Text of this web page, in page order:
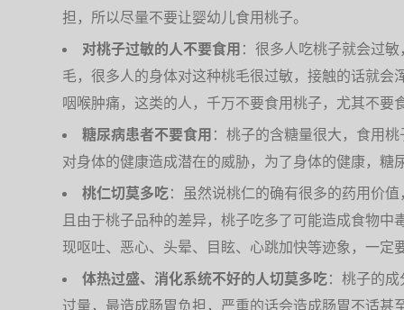
担，所以尽量不要让婴幼儿食用桃子。
对桃子过敏的人不要食用 ：很多人吃桃子就会过
毛，很多人的身体对这种桃毛很过敏，接触的话就会
咽喉肿痛，这类的人，千万不要食用桃子，尤其不要
糖尿病患者不要食用 ：桃子的含糖量很大，食用
对身体的健康造成潜在的威胁，为了身体的健康，糖
桃仁切莫多吃：虽然说桃仁的确有很多的药用价
且由于桃子品种的差异，桃子吃多了可能造成食物
现呕吐、恶心、头晕、目眩、心跳加快等迹象，一定
体热过盛、消化系统不好的人切莫多吃：桃子的
过量，最造成肠胃负担，严重的话会造成肠胃不适甚